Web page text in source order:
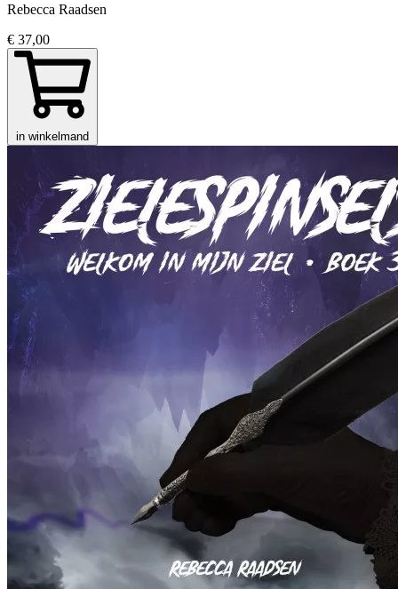
Rebecca Raadsen
€ 37,00
in winkelmand